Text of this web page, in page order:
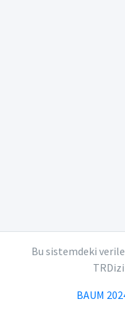
Bu sistemdeki
BAUM